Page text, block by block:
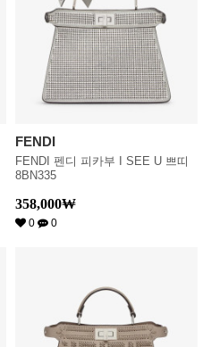
FENDI
FENDI 펜디 피카부 I SEE U 쁘띠
8BN335
358,000₩
0 0